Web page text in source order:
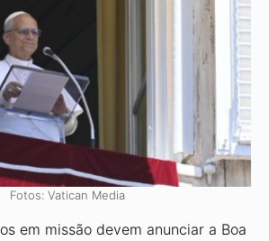
Fotos: Vatican Media
em missão devem anunciar a Boa